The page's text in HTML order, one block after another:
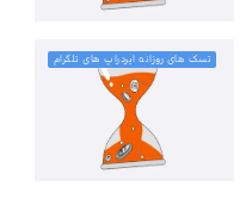
تسک های روزانه ایردراپ های تلگرام